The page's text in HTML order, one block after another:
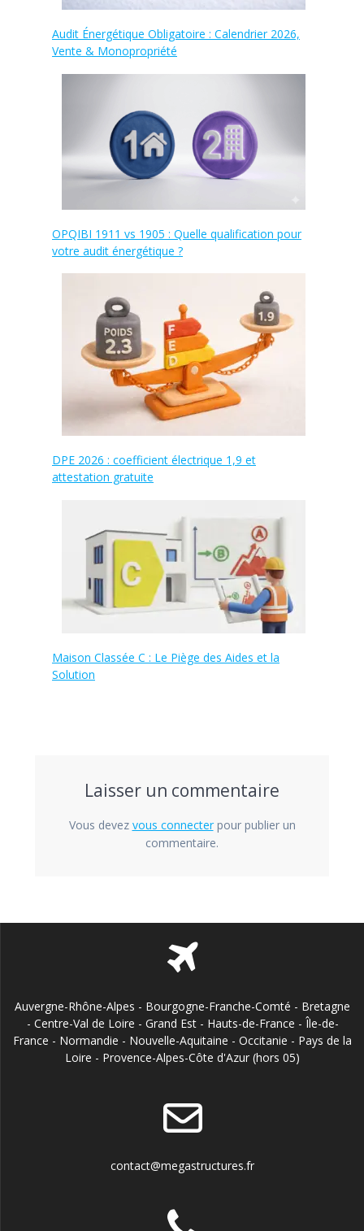
Audit Énergétique Obligatoire : Calendrier 2026,
Vente & Monopropriété
OPQIBI 1911 vs 1905 : Quelle qualification pour
votre audit énergétique ?
DPE 2026 : coefficient électrique 1,9 et
attestation gratuite
Maison Classée C : Le Piège des Aides et la
Solution
Laisser un commentaire
Vous devez vous connecterpour publier un
commentaire.
Auvergne-Rhône-Alpes - Bourgogne-Franche-Comté - Bretagne
- Centre-Val de Loire - Grand Est - Hauts-de-France - Île-de-
France - Normandie - Nouvelle-Aquitaine - Occitanie - Pays de la
Loire - Provence-Alpes-Côte d'Azur (hors 05)
contact@megastructures.fr